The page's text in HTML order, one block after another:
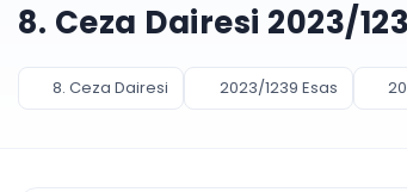
8. Ceza Dairesi 2023/
8. Ceza Dairesi 2023/1239 Esas